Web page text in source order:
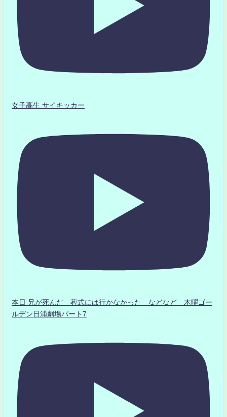
女子高生 サイキッカー
本日 兄が死んだ 葬式には行かなかった などなど 木曜ゴー
ルデン日浦劇場パート7